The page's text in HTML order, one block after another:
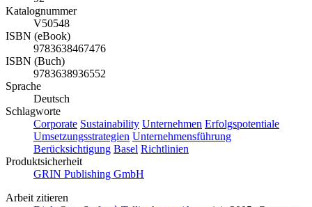
Katalognummer
V50548
ISBN (eBook)
9783638467476
ISBN (Buch)
9783638936552
Sprache
Deutsch
Schlagworte
Corporate Sustainability Unternehmen Erfolgspotentiale
Umsetzungsstrategien Unternehmensführung
Berücksichtigung Basel Richtlinien
Produktsicherheit
GRIN Publishing GmbH
Arbeit zitieren